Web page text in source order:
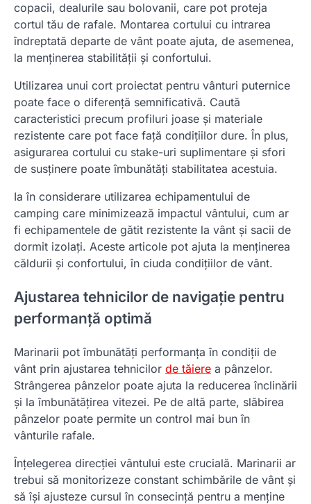
copacii, dealurile sau bolovanii, care pot proteja
cortul tău de rafale. Montarea cortului cu intrarea
îndreptată departe de vânt poate ajuta, de asemenea,
la menținerea stabilității și confortului.
Utilizarea unui cort proiectat pentru vânturi puternice
poate face o diferență semnificativă. Caută
caracteristici precum profiluri joase și materiale
rezistente care pot face față condițiilor dure. În plus,
asigurarea cortului cu stake-uri suplimentare și sfori
de susținere poate îmbunătăți stabilitatea acestuia.
Ia în considerare utilizarea echipamentului de
camping care minimizează impactul vântului, cum ar
fi echipamentele de gătit rezistente la vânt și sacii de
dormit izolați. Aceste articole pot ajuta la menținerea
căldurii și confortului, în ciuda condițiilor de vânt.
Ajustarea tehnicilor de navigație pentru
performanță optimă
Marinarii pot îmbunătăți performanța în condiții de
vânt prin ajustarea tehnicilor de tăiere a pânzelor.
Strângerea pânzelor poate ajuta la reducerea înclinării
și la îmbunătățirea vitezei. Pe de altă parte, slăbirea
pânzelor poate permite un control mai bun în
vânturile rafale.
Înțelegerea direcției vântului este crucială. Marinarii ar
trebui să monitorizeze constant schimbările de vânt și
să își ajusteze cursul în consecință pentru a menține